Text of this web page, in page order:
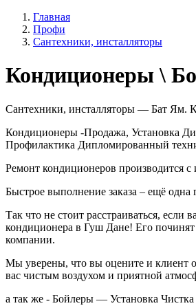
Главная
Профи
Сантехники, инсталляторы
Кондиционеры \
Сантехники, инсталляторы — Бат Ям.
Кондиционеры -Продажа, Установка
Профилактика Дипломированный
Ремонт кондиционеров производится с
Быстрое выполнение заказа – ещё
Так что не стоит расстраиваться,
кондиционера в Гуш Дане! Его починят
компании.
Мы уверены, что вы оцените и клиент
вас чистым воздухом и приятной
а так же - Бойлеры — Установка